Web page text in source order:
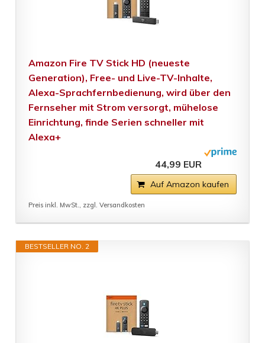
Amazon Fire TV Stick HD (neueste
Generation), Free- und Live-TV-Inhalte,
Alexa-Sprachfernbedienung, wird über den
Fernseher mit Strom versorgt, mühelose
Einrichtung, finde Serien schneller mit
Alexa+
44,99 EUR
Auf Amazon kaufen
Preis inkl. MwSt., zzgl. Versandkosten
BESTSELLER NO. 2